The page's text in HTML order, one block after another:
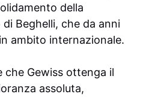
della
Beghelli, che da anni
ambito internazionale.
che Gewiss ottenga il
assoluta,